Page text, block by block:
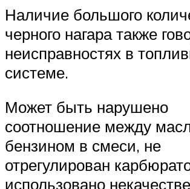
Наличие большого
черного нагара также
неисправностях в
системе.
Может быть нарушено
соотношение между
бензином в смеси, не
отрегулирован
использовано